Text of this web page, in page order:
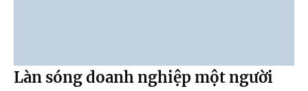
Làn sóng doanh nghiệp một người